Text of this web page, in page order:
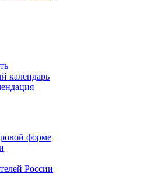
календарь
форме
России